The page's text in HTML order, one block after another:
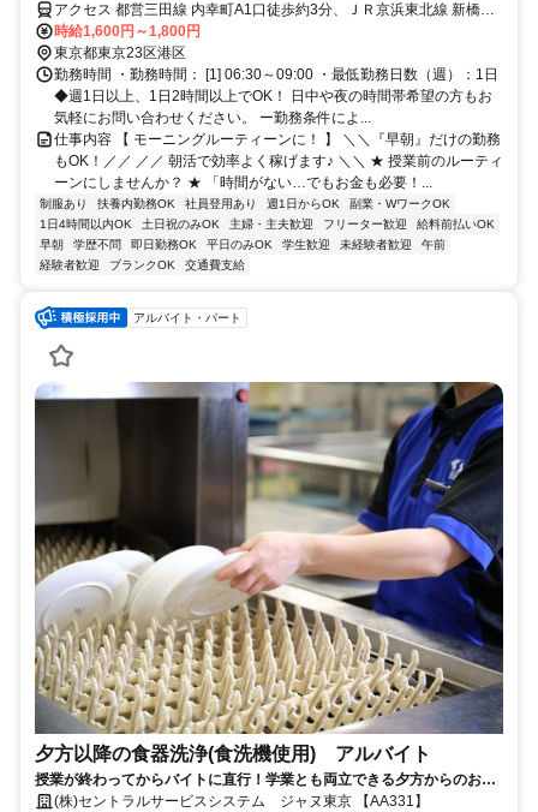
アクセス 都営三田線 内幸町A1口徒歩約3分、ＪＲ京浜東北線 新橋烏
森口徒歩約5分、ＪＲ東海道本線 新橋烏森口徒歩約5分 内幸町駅 Ａ１
出口徒歩1分、新橋駅 烏森口徒歩4分
時給1,600円～1,800円
東京都東京23区港区
勤務時間 ・勤務時間： [1] 06:30～09:00 ・最低勤務日数（週）：1日
◆週1日以上、1日2時間以上でOK！ 日中や夜の時間帯希望の方もお
気軽にお問い合わせください。 ー勤務条件によ...
仕事内容 【 モーニングルーティーンに！ 】 ＼＼『早朝』だけの勤務
もOK！／／ ／／ 朝活で効率よく稼げます♪ ＼＼ ★ 授業前のルーティ
ーンにしませんか？ ★ 「時間がない…でもお金も必要！...
制服あり 扶養内勤務OK 社員登用あり 週1日からOK
副業・WワークOK
1日4時間以内OK
土日祝のみOK 主婦・主夫歓迎 フリーター歓迎
給料前払いOK
早朝
学歴不問 即日勤務OK 平日のみOK 学生歓迎 未経験者歓迎
午前
経験者歓迎
ブランクOK 交通費支給
アルバイト・パート
夕方以降の食器洗浄(食洗機使用) アルバイト
授業が終わってからバイトに直行！学業とも両立できる夕方からのお仕
事！(株)セントラルサービスシステム ジャヌ東京 【AA331】